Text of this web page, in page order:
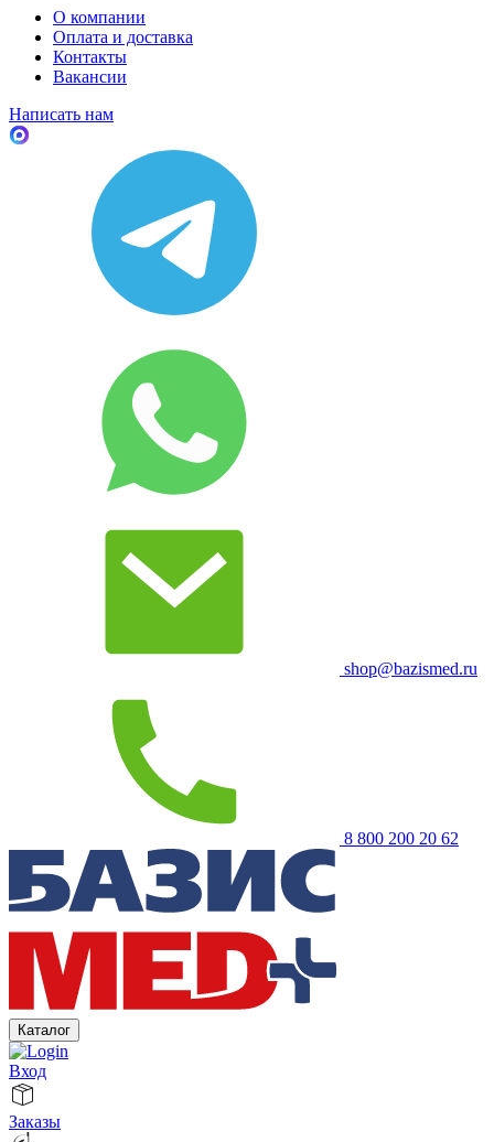
О компании
Оплата и доставка
Контакты
Вакансии
Написать нам
shop@bazismed.ru
8 800 200 20 62
Каталог
Вход
Заказы